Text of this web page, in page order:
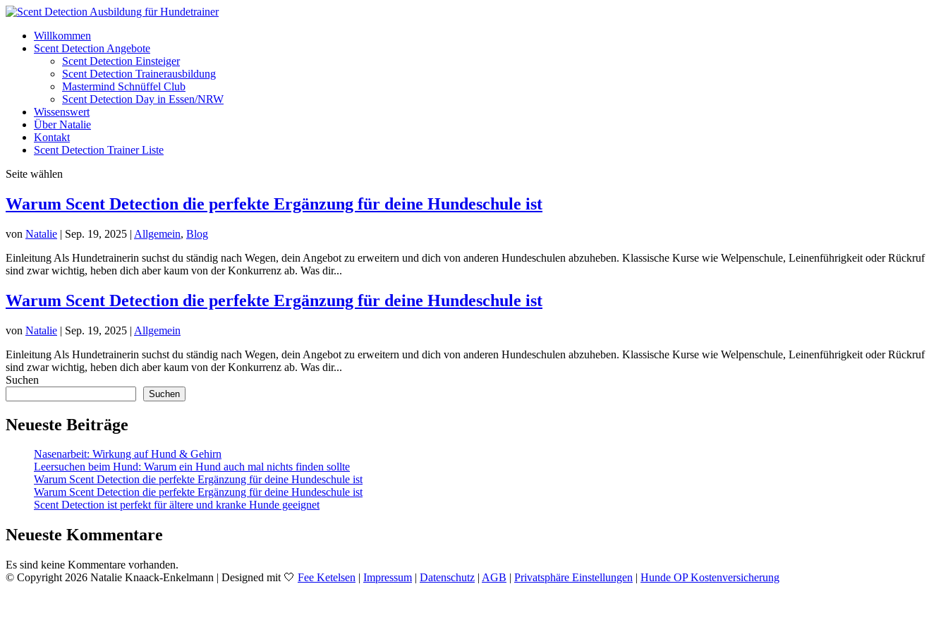
Willkommen
Scent Detection Angebote
Scent Detection Einsteiger
Scent Detection Trainerausbildung
Mastermind Schnüffel Club
Scent Detection Day in Essen/NRW
Wissenswert
Über Natalie
Kontakt
Scent Detection Trainer Liste
Seite wählen
Warum Scent Detection die perfekte Ergänzung für deine Hundeschule ist
von Natalie | Sep. 19, 2025 | Allgemein, Blog
Einleitung Als Hundetrainerin suchst du ständig nach Wegen, dein Angebot zu erweitern und dich von anderen Hundeschulen abzuheben. Klassische Kurse wie Welpenschule, Leinenführigkeit oder Rückruf
sind zwar wichtig, heben dich aber kaum von der Konkurrenz ab. Was dir...
Warum Scent Detection die perfekte Ergänzung für deine Hundeschule ist
von Natalie | Sep. 19, 2025 | Allgemein
Einleitung Als Hundetrainerin suchst du ständig nach Wegen, dein Angebot zu erweitern und dich von anderen Hundeschulen abzuheben. Klassische Kurse wie Welpenschule, Leinenführigkeit oder Rückruf
sind zwar wichtig, heben dich aber kaum von der Konkurrenz ab. Was dir...
Suchen
Suchen
Neueste Beiträge
Nasenarbeit: Wirkung auf Hund & Gehirn
Leersuchen beim Hund: Warum ein Hund auch mal nichts finden sollte
Warum Scent Detection die perfekte Ergänzung für deine Hundeschule ist
Warum Scent Detection die perfekte Ergänzung für deine Hundeschule ist
Scent Detection ist perfekt für ältere und kranke Hunde geeignet
Neueste Kommentare
Es sind keine Kommentare vorhanden.
© Copyright 2026 Natalie Knaack-Enkelmann | Designed mit 🤍 Fee Ketelsen | Impressum | Datenschutz | AGB | Privatsphäre Einstellungen | Hunde OP Kostenversicherung